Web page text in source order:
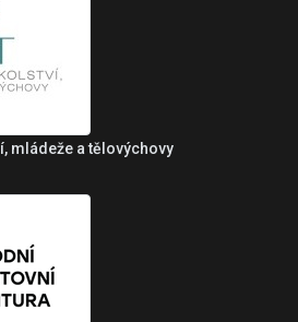
mládeže a tělovýchovy